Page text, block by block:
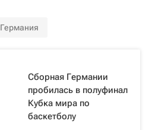
Германия
Сборная Германии
пробилась в полуфинал
Кубка мира по
баскетболу